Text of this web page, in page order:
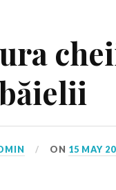
ON 15 MAY